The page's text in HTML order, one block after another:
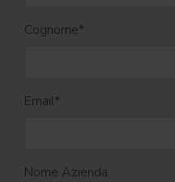
Cognome*
Email*
Nome Azienda